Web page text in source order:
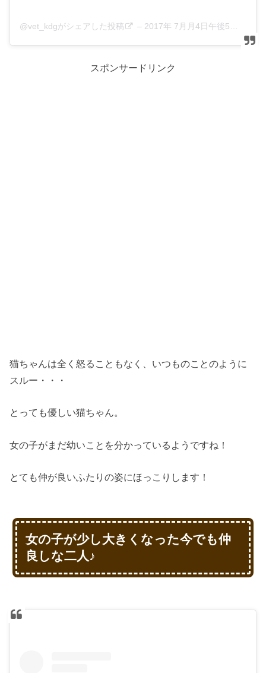
@vet_kdgがシェアした投稿 – 2017年 7月月4日午後5時28分PDT
スポンサードリンク
猫ちゃんは全く怒ることもなく、いつものことのように
スルー・・・
とっても優しい猫ちゃん。
女の子がまだ幼いことを分かっているようですね！
とても仲が良いふたりの姿にほっこりします！
女の子が少し大きくなった今でも仲
良しな二人♪